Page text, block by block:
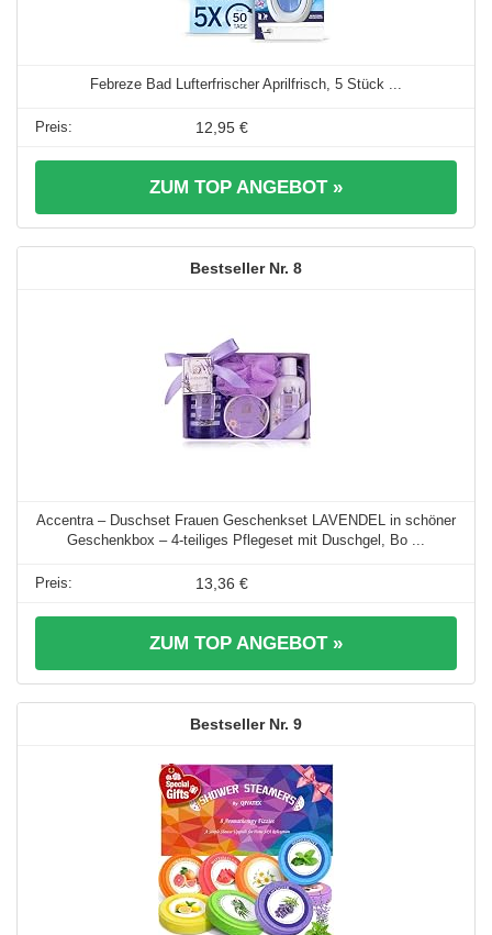
Febreze Bad Lufterfrischer Aprilfrisch, 5 Stück ...
12,95 €
ZUM TOP ANGEBOT »
8
Accentra – Duschset Frauen Geschenkset LAVENDEL in schöner
Geschenkbox – 4-teiliges Pflegeset mit Duschgel, Bo ...
13,36 €
ZUM TOP ANGEBOT »
9